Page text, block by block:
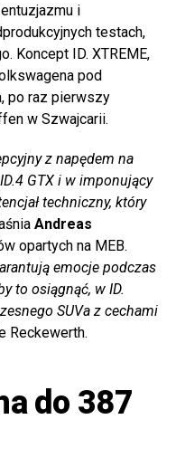
i
testach,
Koncept ID. XTREME,
pod
po raz pierwszy
w Szwajcarii.
z napędem na
GTX i w imponujący
techniczny, który
Andreas
opartych na MEB.
emocje podczas
to osiągnąć, w ID.
SUVa z cechami
Reckewerth.
do 387